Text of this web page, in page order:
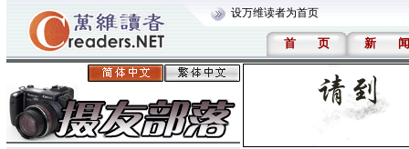
设万维读者为首页
首 页 新 闻